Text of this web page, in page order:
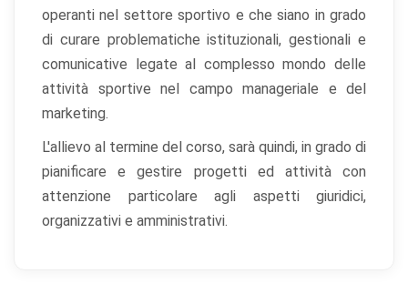
operanti nel settore sportivo e che siano in grado
di curare problematiche istituzionali, gestionali e
comunicative legate al complesso mondo delle
attività sportive nel campo manageriale e del
marketing.
L'allievo al termine del corso, sarà quindi, in grado di
pianificare e gestire progetti ed attività con
attenzione particolare agli aspetti giuridici,
organizzativi e amministrativi.